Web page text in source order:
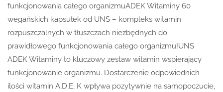
funkcjonowania całego organizmuADEK Witaminy 60
wegańskich kapsułek od UNS – kompleks witamin
rozpuszczalnych w tłuszczach niezbędnych do
prawidłowego funkcjonowania całego organizmu!UNS
ADEK Witaminy to kluczowy zestaw witamin wspierający
funkcjonowanie organizmu. Dostarczenie odpowiednich
ilości witamin A,D,E, K wpływa pozytywnie na samopoczucie,